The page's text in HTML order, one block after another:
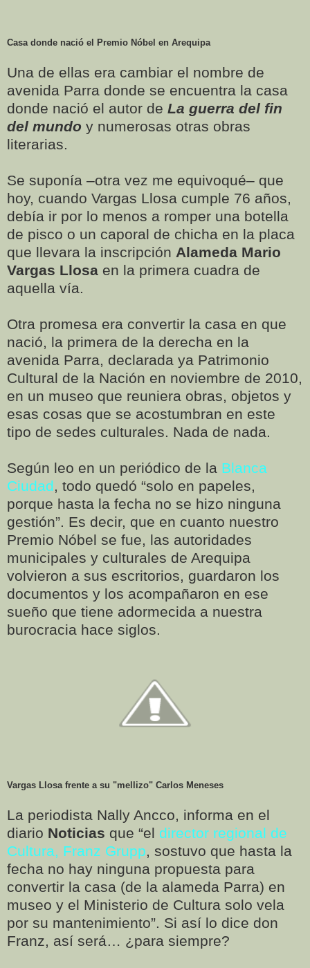
Casa donde nació el Premio Nóbel en Arequipa
Una de ellas era cambiar el nombre de
avenida Parra donde se encuentra la casa
donde nació el autor de La guerra del fin
del mundo y numerosas otras obras
literarias.
Se suponía –otra vez me equivoqué– que
hoy, cuando Vargas Llosa cumple 76 años,
debía ir por lo menos a romper una botella
de pisco o un caporal de chicha en la placa
que llevara la inscripción Alameda Mario
Vargas Llosa en la primera cuadra de
aquella vía.
Otra promesa era convertir la casa en que
nació, la primera de la derecha en la
avenida Parra, declarada ya Patrimonio
Cultural de la Nación en noviembre de 2010,
en un museo que reuniera obras, objetos y
esas cosas que se acostumbran en este
tipo de sedes culturales. Nada de nada.
Según leo en un periódico de la Blanca
Ciudad, todo quedó “solo en papeles,
porque hasta la fecha no se hizo ninguna
gestión”. Es decir, que en cuanto nuestro
Premio Nóbel se fue, las autoridades
municipales y culturales de Arequipa
volvieron a sus escritorios, guardaron los
documentos y los acompañaron en ese
sueño que tiene adormecida a nuestra
burocracia hace siglos.
Vargas Llosa frente a su "mellizo" Carlos Meneses
La periodista Nally Ancco, informa en el
diario Noticias que “el director regional de
Cultura, Franz Grupp, sostuvo que hasta la
fecha no hay ninguna propuesta para
convertir la casa (de la alameda Parra) en
museo y el Ministerio de Cultura solo vela
por su mantenimiento”. Si así lo dice don
Franz, así será… ¿para siempre?